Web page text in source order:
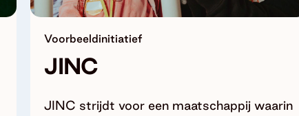
Voorbeeldinitiatief
JINC
JINC strijdt voor een maatschappij waarin